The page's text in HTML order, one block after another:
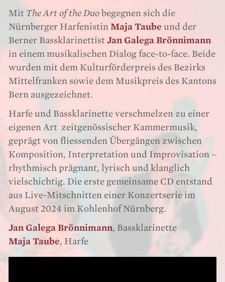
Mit The Art of the Duo begegnen sich die
Nürnberger Harfenistin Maja Taube und der
Berner Bassklarinettist Jan Galega Brönnimann
in einem musikalischen Dialog face-to-face. Beide
wurden mit dem Kulturförderpreis des Bezirks
Mittelfranken sowie dem Musikpreis des Kantons
Bern ausgezeichnet.
Harfe und Bassklarinette verschmelzen zu einer
eigenen Art zeitgenössischer Kammermusik,
geprägt von fliessenden Übergängen zwischen
Komposition, Interpretation und Improvisation –
rhythmisch prägnant, lyrisch und klanglich
vielschichtig. Die erste gemeinsame CD entstand
aus Live-Mitschnitten einer Konzertserie im
August 2024 im Kohlenhof Nürnberg.
Jan Galega Brönnimann, Bassklarinette
Maja Taube, Harfe